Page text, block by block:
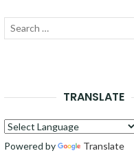
Recherche
TRANSLATE
Powered by Translate